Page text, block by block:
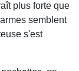
plus forte que
semblent
s'est